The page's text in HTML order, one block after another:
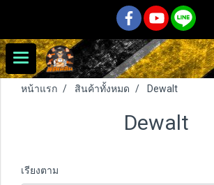
หน้าแรก สินค้าทั้งหมด Dewalt
Dewalt
เรียงตาม